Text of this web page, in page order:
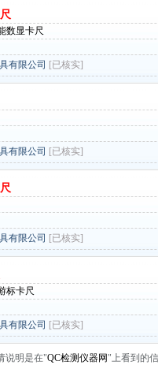
数显卡尺
有限公司 [已核实]
有限公司 [已核实]
有限公司 [已核实]
标卡尺
有限公司 [已核实]
说明是在"QC检测仪器网"上看到的